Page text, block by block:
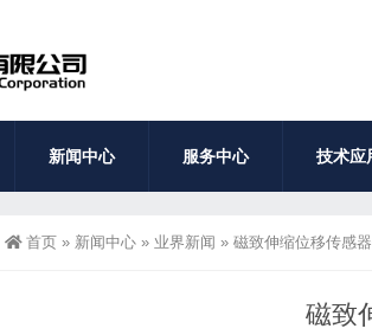
新闻中心 服务中心 技术应
首页 » 新闻中心 » 业界新闻 » 磁致伸缩位移传感
磁致